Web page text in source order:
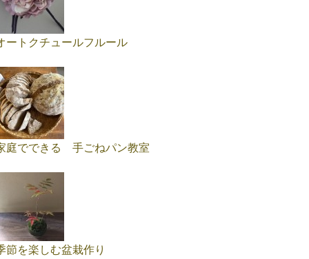
ートクチュールフルール
庭でできる 手ごねパン教室
節を楽しむ盆栽作り